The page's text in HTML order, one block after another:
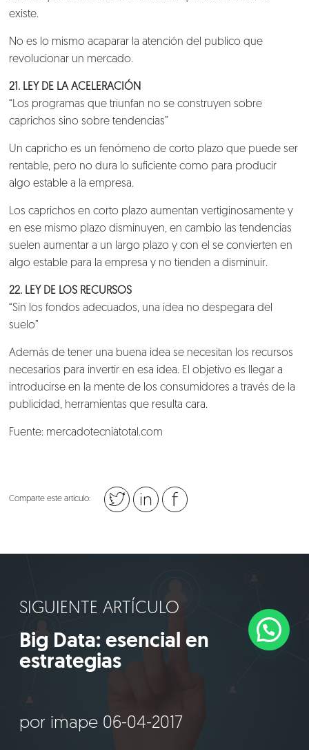
©2018 IMA GO!
existe.
No es lo mismo acaparar la atención del publico que
revolucionar un mercado.
21. LEY DE LA ACELERACIÓN
“Los programas que triunfan no se construyen sobre
caprichos sino sobre tendencias”
Un capricho es un fenómeno de corto plazo que puede ser
rentable, pero no dura lo suficiente como para producir
algo estable a la empresa.
Los caprichos en corto plazo aumentan vertiginosamente y
en ese mismo plazo disminuyen, en cambio las tendencias
suelen aumentar a un largo plazo y con el se convierten en
algo estable para la empresa y no tienden a disminuir.
22. LEY DE LOS RECURSOS
“Sin los fondos adecuados, una idea no despegara del
suelo”
Además de tener una buena idea se necesitan los recursos
necesarios para invertir en esa idea. El objetivo es llegar a
introducirse en la mente de los consumidores a través de la
publicidad, herramientas que resulta cara.
Fuente: mercadotecniatotal.com
Comparte este artículo:
SIGUIENTE ARTÍCULO
Big Data: esencial en
estrategias
por imape 06-04-2017